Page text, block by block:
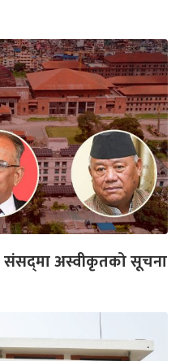
संसद्‌मा अस्वीकृतको सूचना